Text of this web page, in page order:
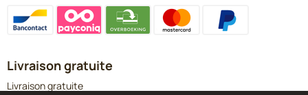
Livraison gratuite
Livraison gratuite